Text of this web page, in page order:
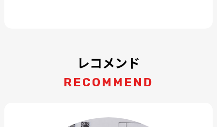
レコメンド
RECOMMEND